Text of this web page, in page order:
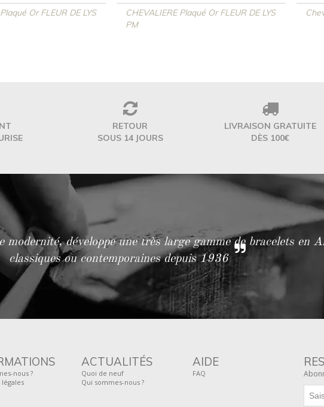
Or FLEUR DE LYS
CHEVALIERE Plaqué Or FLEUR DE LYS
PM
RETOUR
SOUS 14 JOURS
LIVRAISON GRATUITE
DÈS 100€
développe une très large gamme de bracelets en
classiques ou contemporaines depuis 1936
nous ?
ACTUALITÉS
Quoi de neuf
Qui sommes-nous ?
AIDE
FAQ